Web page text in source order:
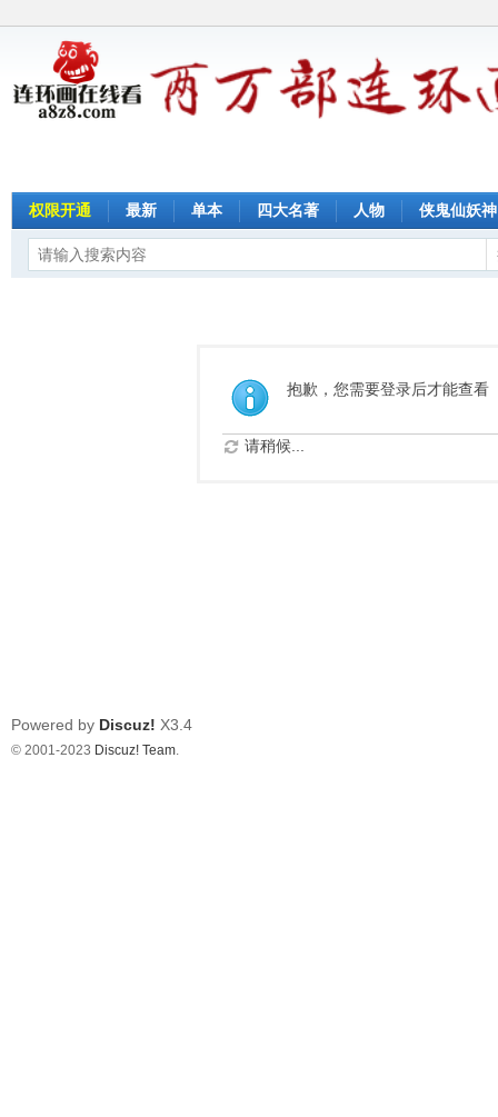
权限开通 最新 单本 四大名著 人物 侠鬼仙妖神
抱歉，您需要登录后才能查看
请稍候...
Powered by Discuz! X3.4
© 2001-2023 Discuz! Team.